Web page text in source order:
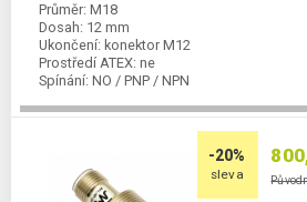
Průměr: M18
Dosah: 12 mm
Ukončení: konektor M12
Prostředí ATEX: ne
Spínání: NO / PNP / NPN
-20%
sleva